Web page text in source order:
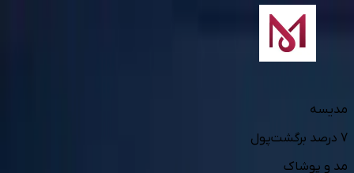
مدیسه
7 درصد برگشت‌پول
مد و پوشاک